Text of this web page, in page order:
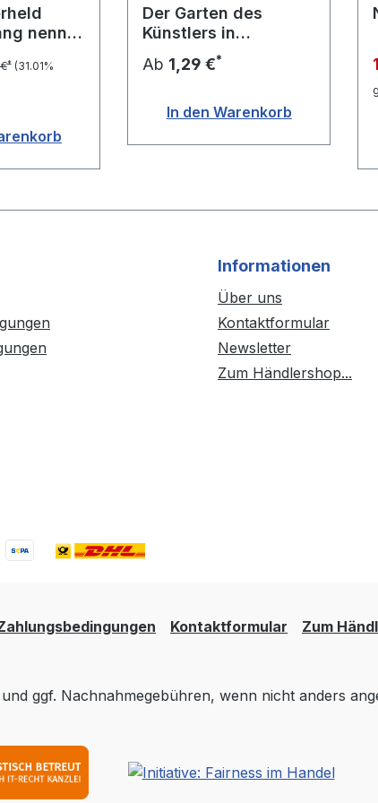
nennt
* (31.01%
Der Garten des
Künstlers in
Argenteuil
Ab 1,29 €*
In den Warenkorb
Informationen
Über uns
Kontaktformular
Newsletter
Zum Händlershop...
Kontaktformular Zum
und ggf. Nachnahmegebühren, wenn nicht anders